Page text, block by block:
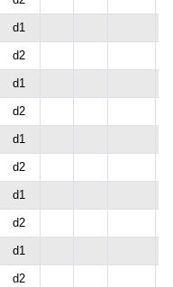
d1
d2
d1
d2
d1
d2
d1
d2
d1
d2